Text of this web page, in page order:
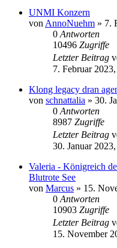
UNMI Konzern
von AnnoNuehm » 7.
0 Antworten
10496 Zugriffe
Letzter Beitrag
7. Februar
Klong legacy dran
von schnattalia » 30.
0 Antworten
8987 Zugriffe
Letzter Beitrag
30. Januar
Valeria - Königreich
Blutrote See
von Marcus » 15.
0 Antworten
10903 Zugriffe
Letzter Beitrag
15. November